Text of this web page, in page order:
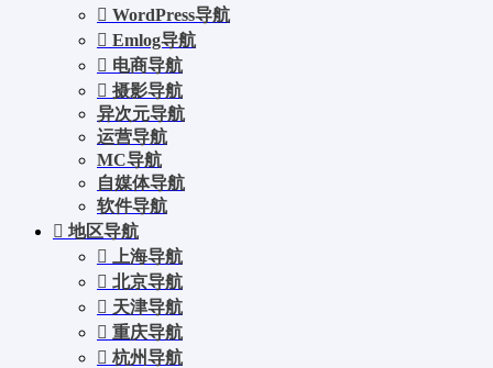
WordPress导航
Emlog导航
电商导航
摄影导航
异次元导航
运营导航
MC导航
自媒体导航
软件导航
地区导航
上海导航
北京导航
天津导航
重庆导航
杭州导航